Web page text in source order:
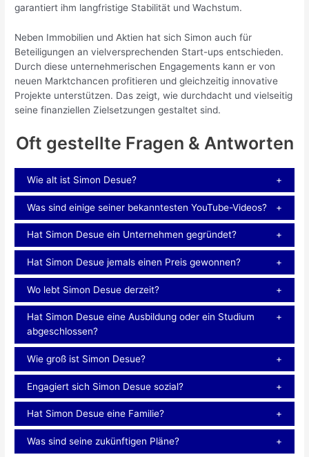
garantiert ihm langfristige Stabilität und Wachstum.
Neben Immobilien und Aktien hat sich Simon auch für
Beteiligungen an vielversprechenden Start-ups entschieden.
Durch diese unternehmerischen Engagements kann er von
neuen Marktchancen profitieren und gleichzeitig innovative
Projekte unterstützen. Das zeigt, wie durchdacht und vielseitig
seine finanziellen Zielsetzungen gestaltet sind.
Oft gestellte Fragen & Antworten
Wie alt ist Simon Desue?
Was sind einige seiner bekanntesten YouTube-Videos?
Hat Simon Desue ein Unternehmen gegründet?
Hat Simon Desue jemals einen Preis gewonnen?
Wo lebt Simon Desue derzeit?
Hat Simon Desue eine Ausbildung oder ein Studium
abgeschlossen?
Wie groß ist Simon Desue?
Engagiert sich Simon Desue sozial?
Hat Simon Desue eine Familie?
Was sind seine zukünftigen Pläne?